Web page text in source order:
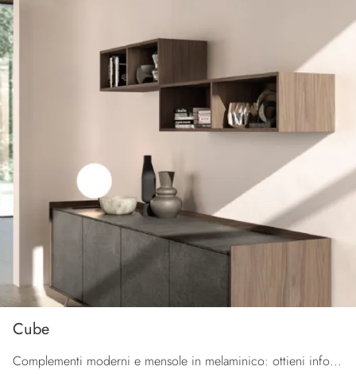
Cube
Complementi moderni e mensole in melaminico: ottieni informazioni sul modello Cube di Orme e potrai arricchire i tuoi interni.